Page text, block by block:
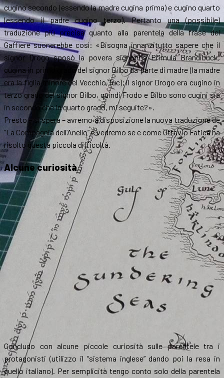
cugino secondo (essendo la madre cugina prima) e cugino quarto
(essendo il padre cugino terzo). Pertanto una (possibile)
traduzione più precisa quanto alla parentela della frase del
Gaffiere suonerebbe così: «Bisogna innanzitutto sapere che il
signor Drogo sposò la povera signorina Primula Brandibuck,
cugina in primo grado del signor Bilbo da parte di madre (la madre
era la figlia minore del Vecchio Tuc); il signor Drogo era cugino in
terzo grado del signor Bilbo, quindi Frodo e Bilbo sono cugini sia
in secondo che in quarto grado, mi seguite?».
Presto – si spera – avremo a disposizione la nuova traduzione de
“La Compagnia dell’Anello” e vedremo se e come Ottavio Fatica ha
risolto questa piccola difficoltà.
Alcune curiosità
Concludo con alcune piccole curiosità sulle parentele tra i
protagonisti (utilizzo il “sistema inglese” dando poi la resa in
quello italiano). Per semplicità tengo conto solo della parentela